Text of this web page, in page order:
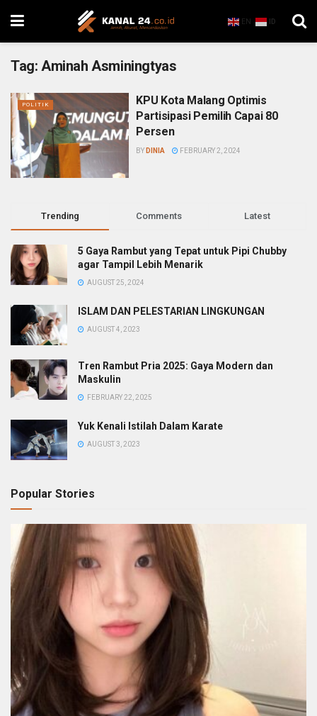
EN ID
Tag: Aminah Asminingtyas
POLITIK
KPU Kota Malang Optimis
Partisipasi Pemilih Capai 80
Persen
BY DINIA FEBRUARY 2, 2024
Trending Comments Latest
5 Gaya Rambut yang Tepat untuk Pipi Chubby
agar Tampil Lebih Menarik
AUGUST 25, 2024
ISLAM DAN PELESTARIAN LINGKUNGAN
AUGUST 4, 2023
Tren Rambut Pria 2025: Gaya Modern dan
Maskulin
FEBRUARY 22, 2025
Yuk Kenali Istilah Dalam Karate
AUGUST 3, 2023
Popular Stories